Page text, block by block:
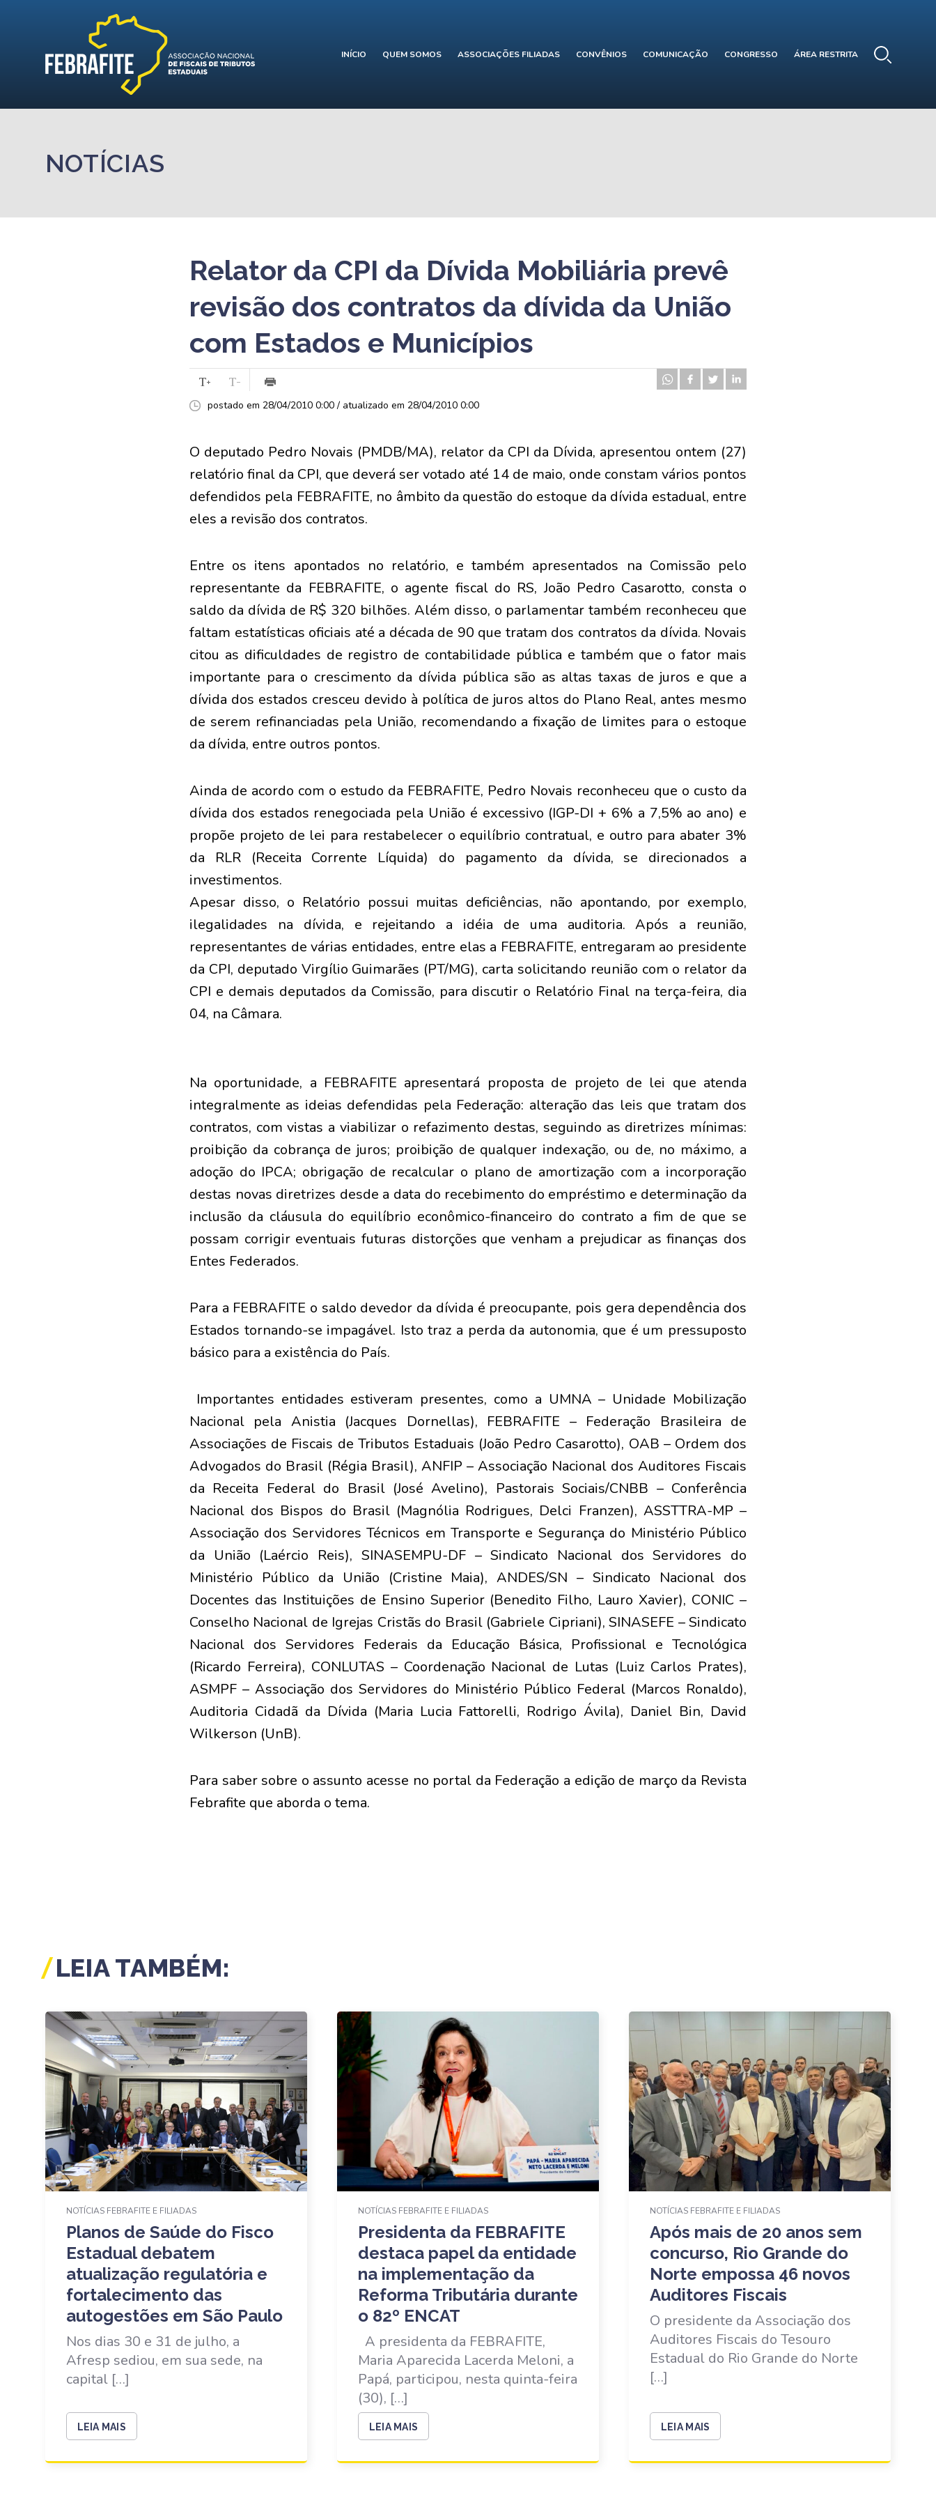
INÍCIO QUEM SOMOS ASSOCIAÇÕES FILIADAS CONVÊNIOS COMUNICAÇÃO CONGRESSO ÁREA RESTRITA
NOTÍCIAS
Relator da CPI da Dívida Mobiliária prevê
revisão dos contratos da dívida da União
com Estados e Municípios
postado em 28/04/2010 0:00 / atualizado em 28/04/2010 0:00
O deputado Pedro Novais (PMDB/MA), relator da CPI da Dívida, apresentou ontem (27)
relatório final da CPI, que deverá ser votado até 14 de maio, onde constam vários pontos
defendidos pela FEBRAFITE, no âmbito da questão do estoque da dívida estadual, entre
eles a revisão dos contratos.
Entre os itens apontados no relatório, e também apresentados na Comissão pelo
representante da FEBRAFITE, o agente fiscal do RS, João Pedro Casarotto, consta o
saldo da dívida de R$ 320 bilhões. Além disso, o parlamentar também reconheceu que
faltam estatísticas oficiais até a década de 90 que tratam dos contratos da dívida. Novais
citou as dificuldades de registro de contabilidade pública e também que o fator mais
importante para o crescimento da dívida pública são as altas taxas de juros e que a
dívida dos estados cresceu devido à política de juros altos do Plano Real, antes mesmo
de serem refinanciadas pela União, recomendando a fixação de limites para o estoque
da dívida, entre outros pontos.
Ainda de acordo com o estudo da FEBRAFITE, Pedro Novais reconheceu que o custo da
dívida dos estados renegociada pela União é excessivo (IGP-DI + 6% a 7,5% ao ano) e
propõe projeto de lei para restabelecer o equilíbrio contratual, e outro para abater 3%
da RLR (Receita Corrente Líquida) do pagamento da dívida, se direcionados a
investimentos.
Apesar disso, o Relatório possui muitas deficiências, não apontando, por exemplo,
ilegalidades na dívida, e rejeitando a idéia de uma auditoria. Após a reunião,
representantes de várias entidades, entre elas a FEBRAFITE, entregaram ao presidente
da CPI, deputado Virgílio Guimarães (PT/MG), carta solicitando reunião com o relator da
CPI e demais deputados da Comissão, para discutir o Relatório Final na terça-feira, dia
04, na Câmara.
Na oportunidade, a FEBRAFITE apresentará proposta de projeto de lei que atenda
integralmente as ideias defendidas pela Federação: alteração das leis que tratam dos
contratos, com vistas a viabilizar o refazimento destas, seguindo as diretrizes mínimas:
proibição da cobrança de juros; proibição de qualquer indexação, ou de, no máximo, a
adoção do IPCA; obrigação de recalcular o plano de amortização com a incorporação
destas novas diretrizes desde a data do recebimento do empréstimo e determinação da
inclusão da cláusula do equilíbrio econômico-financeiro do contrato a fim de que se
possam corrigir eventuais futuras distorções que venham a prejudicar as finanças dos
Entes Federados.
Para a FEBRAFITE o saldo devedor da dívida é preocupante, pois gera dependência dos
Estados tornando-se impagável. Isto traz a perda da autonomia, que é um pressuposto
básico para a existência do País.
Importantes entidades estiveram presentes, como a UMNA – Unidade Mobilização
Nacional pela Anistia (Jacques Dornellas), FEBRAFITE – Federação Brasileira de
Associações de Fiscais de Tributos Estaduais (João Pedro Casarotto), OAB – Ordem dos
Advogados do Brasil (Régia Brasil), ANFIP – Associação Nacional dos Auditores Fiscais
da Receita Federal do Brasil (José Avelino), Pastorais Sociais/CNBB – Conferência
Nacional dos Bispos do Brasil (Magnólia Rodrigues, Delci Franzen), ASSTTRA-MP –
Associação dos Servidores Técnicos em Transporte e Segurança do Ministério Público
da União (Laércio Reis), SINASEMPU-DF – Sindicato Nacional dos Servidores do
Ministério Público da União (Cristine Maia), ANDES/SN – Sindicato Nacional dos
Docentes das Instituições de Ensino Superior (Benedito Filho, Lauro Xavier), CONIC –
Conselho Nacional de Igrejas Cristãs do Brasil (Gabriele Cipriani), SINASEFE – Sindicato
Nacional dos Servidores Federais da Educação Básica, Profissional e Tecnológica
(Ricardo Ferreira), CONLUTAS – Coordenação Nacional de Lutas (Luiz Carlos Prates),
ASMPF – Associação dos Servidores do Ministério Público Federal (Marcos Ronaldo),
Auditoria Cidadã da Dívida (Maria Lucia Fattorelli, Rodrigo Ávila), Daniel Bin, David
Wilkerson (UnB).
Para saber sobre o assunto acesse no portal da Federação a edição de março da Revista
Febrafite que aborda o tema.
LEIA TAMBÉM:
NOTÍCIAS FEBRAFITE E FILIADAS
Planos de Saúde do Fisco
Estadual debatem
atualização regulatória e
fortalecimento das
autogestões em São Paulo
Nos dias 30 e 31 de julho, a
Afresp sediou, em sua sede, na
capital […]
LEIA MAIS
NOTÍCIAS FEBRAFITE E FILIADAS
Presidenta da FEBRAFITE
destaca papel da entidade
na implementação da
Reforma Tributária durante
o 82º ENCAT
A presidenta da FEBRAFITE,
Maria Aparecida Lacerda Meloni, a
Papá, participou, nesta quinta-feira
(30), […]
LEIA MAIS
NOTÍCIAS FEBRAFITE E FILIADAS
Após mais de 20 anos sem
concurso, Rio Grande do
Norte empossa 46 novos
Auditores Fiscais
O presidente da Associação dos
Auditores Fiscais do Tesouro
Estadual do Rio Grande do Norte
[…]
LEIA MAIS